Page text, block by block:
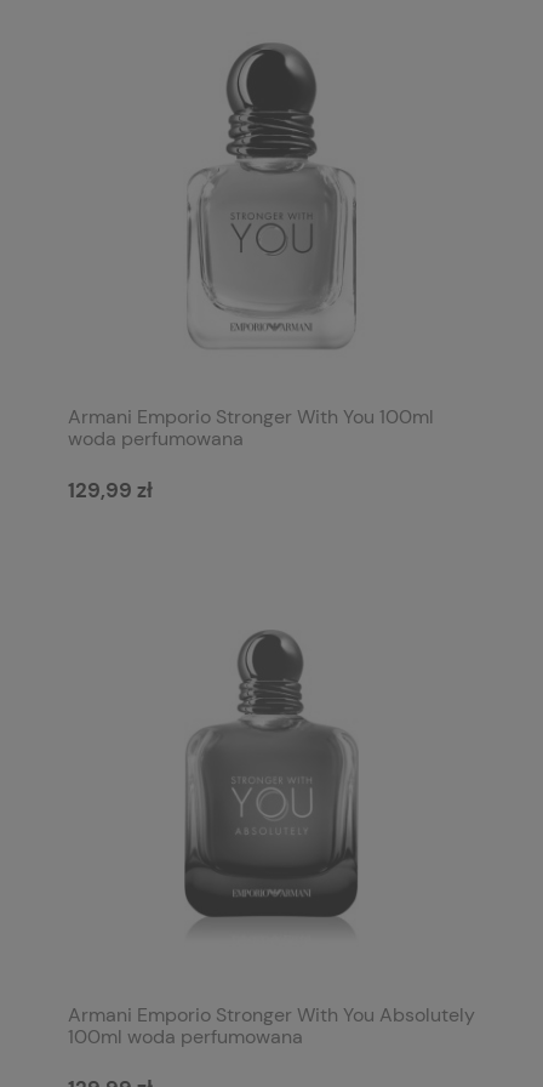
Armani Emporio Stronger With You 100ml
woda perfumowana
129,99 zł
Armani Emporio Stronger With You Absolutely
100ml woda perfumowana